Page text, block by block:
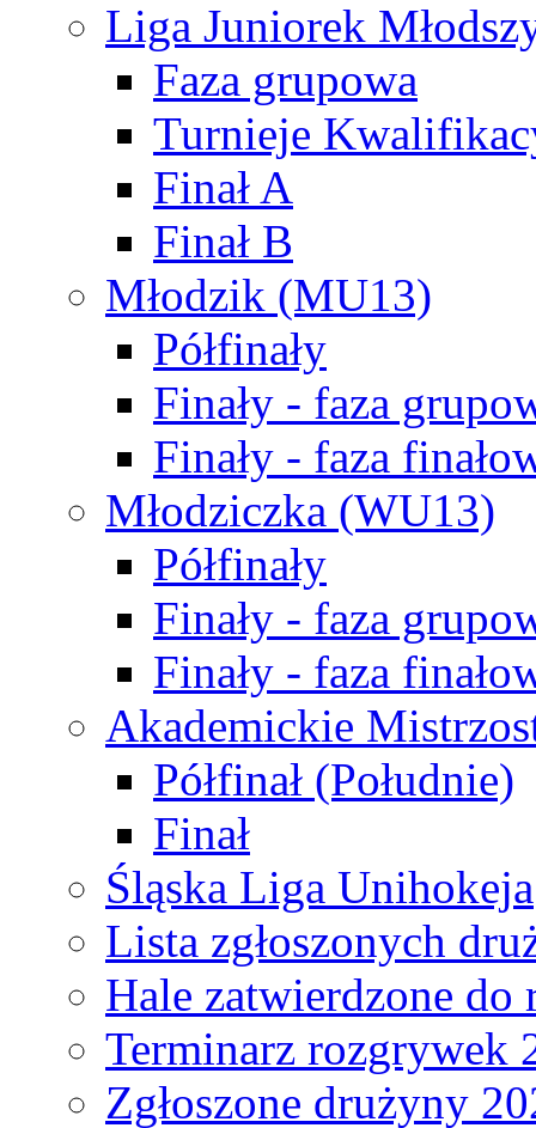
Liga Juniorek
Faza grupowa
Turnieje
Finał A
Finał B
Młodzik (MU13)
Półfinały
Finały - faza
Finały - faza
Młodziczka (WU13)
Półfinały
Finały - faza
Finały - faza
Akademickie
Półfinał (Południe)
Finał
Śląska Liga Unihokeja
Lista zgłoszonych
Hale zatwierdzone do
Terminarz rozgrywek
Zgłoszone drużyny